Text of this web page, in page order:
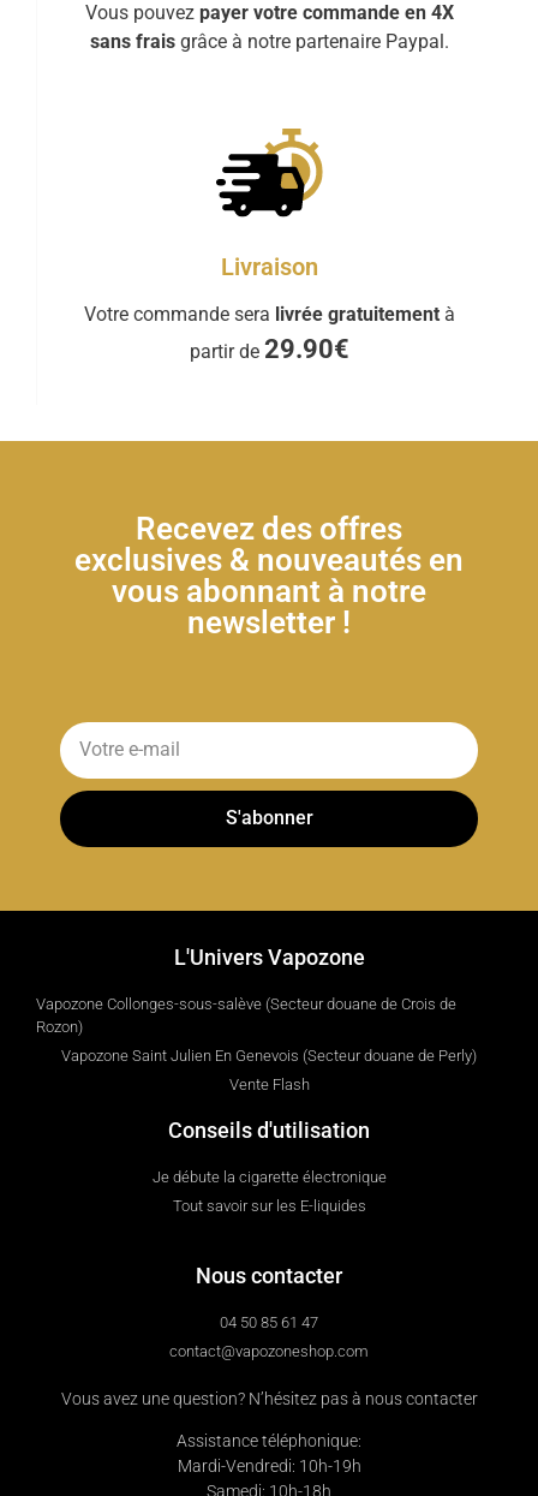
Vous pouvez payer votre commande en 4X
sans frais grâce à notre partenaire Paypal.
Livraison
Votre commande sera livrée gratuitement à
partir de 29.90€
Recevez des offres
exclusives & nouveautés en
vous abonnant à notre
newsletter !
S'abonner
L'Univers Vapozone
Vapozone Collonges-sous-salève (Secteur douane de Crois de
Rozon)
Vapozone Saint Julien En Genevois (Secteur douane de Perly)
Vente Flash
Conseils d'utilisation
Je débute la cigarette électronique
Tout savoir sur les E-liquides
Nous contacter
04 50 85 61 47
contact@vapozoneshop.com
Vous avez une question? N’hésitez pas à nous contacter
Assistance téléphonique:
Mardi-Vendredi: 10h-19h
Samedi: 10h-18h